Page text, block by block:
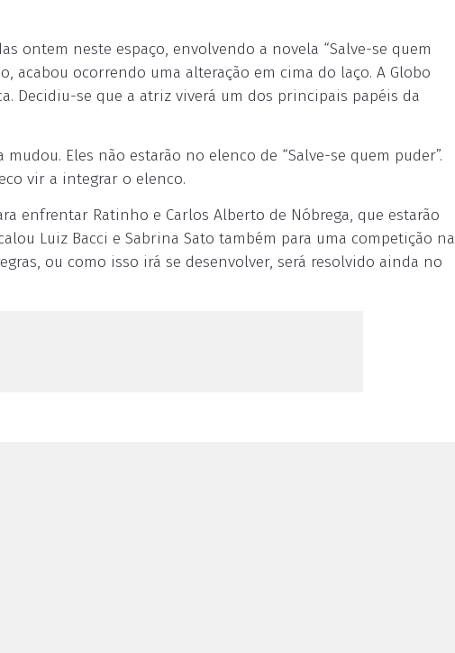
ontem neste espaço, envolvendo a novela “Salve-se quem
acabou ocorrendo uma alteração em cima do laço. A Globo
Decidiu-se que a atriz viverá um dos principais papéis da
Eles não estarão no elenco de “Salve-se quem puder”.
vir a integrar o elenco.
enfrentar Ratinho e Carlos Alberto de Nóbrega, que estarão
Luiz Bacci e Sabrina Sato também para uma competição na
ou como isso irá se desenvolver, será resolvido ainda no